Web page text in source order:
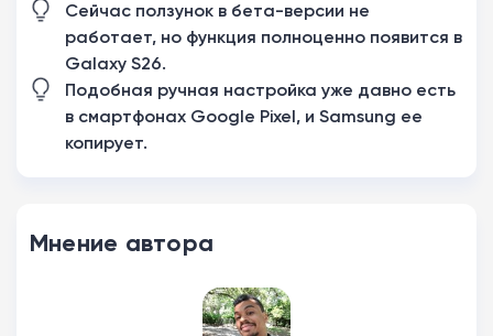
Сейчас ползунок в бета-версии не
работает, но функция полноценно появится в
Galaxy S26.
Подобная ручная настройка уже давно есть
в смартфонах Google Pixel, и Samsung ее
копирует.
Мнение автора